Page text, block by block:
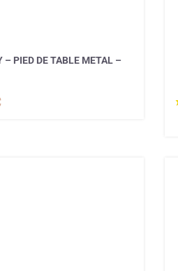
– PIED DE TABLE METAL –